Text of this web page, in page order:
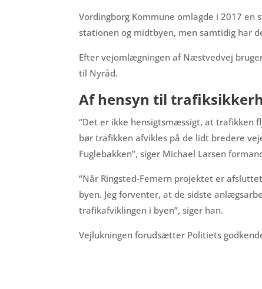
Vordingborg Kommune omlagde i 2017
stationen og midtbyen, men samtidig har
Efter vejomlægningen af Næstvedvej
til Nyråd.
Af hensyn til
“Det er ikke hensigtsmæssigt, at trafikken
bør trafikken afvikles på de lidt bredere
Fuglebakken”, siger Michael Larsen
“Når Ringsted-Femern projektet er
byen. Jeg forventer, at de sidste
trafikafviklingen i byen”, siger han.
Vejlukningen forudsætter Politiets